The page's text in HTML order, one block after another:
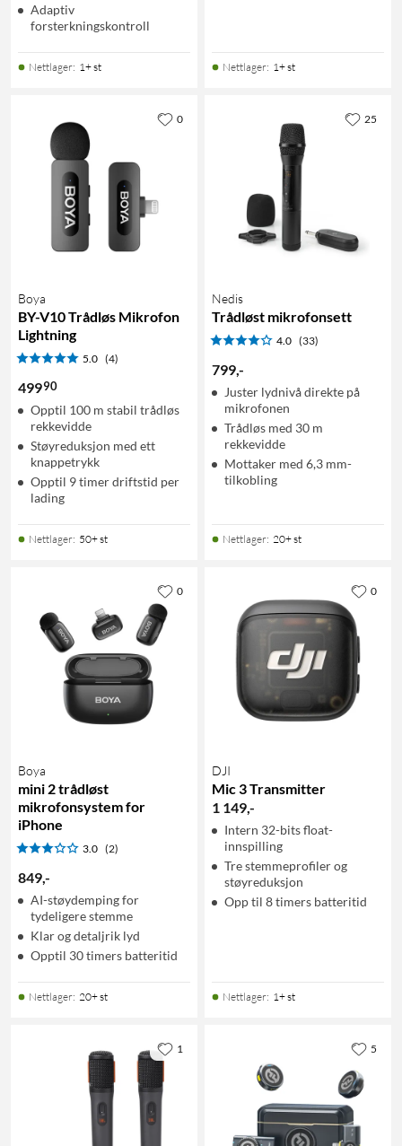
Adaptiv
forsterkningskontroll
Nettlager: 1+ st Nettlager: 1+ st
Boya
BY-V10 Trådløs Mikrofon
Lightning
5.0 (4)
49990
Opptil 100 m stabil trådløs
rekkevidde
Støyreduksjon med ett
knappetrykk
Opptil 9 timer driftstid per
lading
Nettlager: 50+ st
0
Nedis
Trådløst mikrofonsett
4.0 (33)
799,-
Juster lydnivå direkte på
mikrofonen
Trådløs med 30 m
rekkevidde
Mottaker med 6,3 mm-
tilkobling
Nettlager: 20+ st
25
Boya
mini 2 trådløst
mikrofonsystem for
iPhone
3.0 (2)
849,-
AI-støydemping for
tydeligere stemme
Klar og detaljrik lyd
Opptil 30 timers batteritid
Nettlager: 20+ st
0
DJI
Mic 3 Transmitter
1 149,-
Intern 32-bits float-
innspilling
Tre stemmeprofiler og
støyreduksjon
Opp til 8 timers batteritid
Nettlager: 1+ st
0
1 5